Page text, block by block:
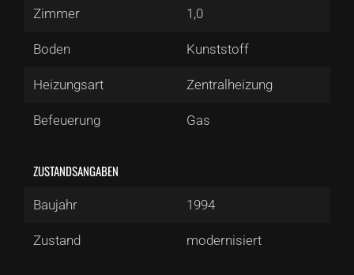
Zimmer 1,0
Boden Kunststoff
Heizungsart Zentralheizung
Befeuerung Gas
ZUSTANDSANGABEN
Baujahr 1994
Zustand modernisiert